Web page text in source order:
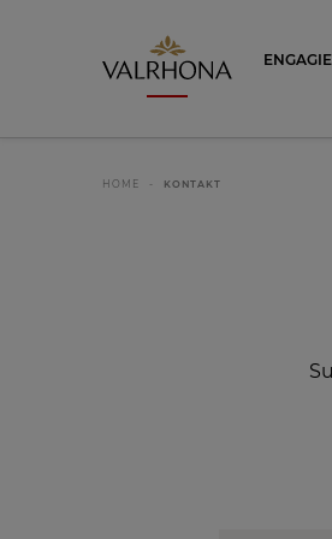
Valrhona -
HOME KONTAKT